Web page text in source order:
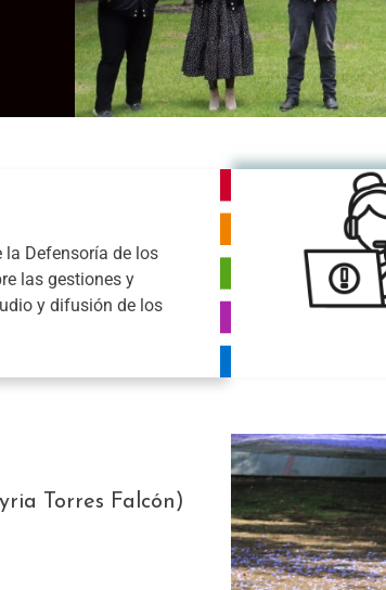
la Defensoría de los
las gestiones y
y difusión de los
Torres Falcón)